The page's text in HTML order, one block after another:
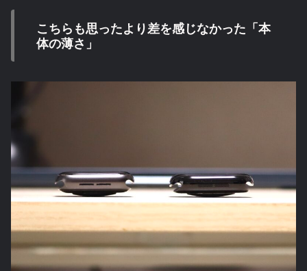
こちらも思ったより差を感じなかった「本
体の薄さ」